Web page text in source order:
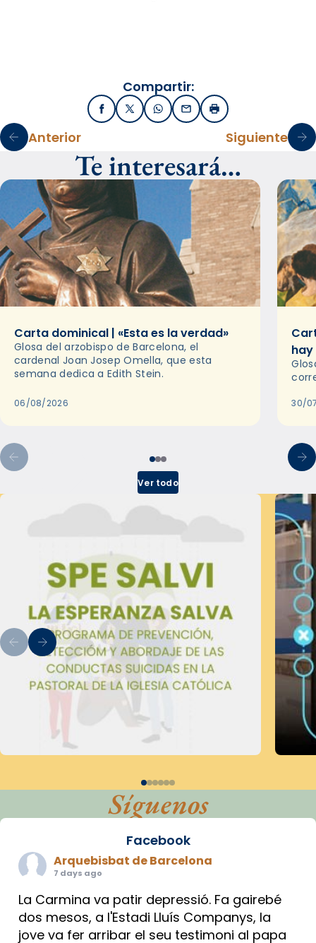
Compartir:
FacebookX / TwitterWhatsApp
EmailImprimir
Anterior Siguiente
Te interesará…
Carta dominical | «Esta es la verdad»
Glosa del arzobispo de Barcelona, el
cardenal Joan Josep Omella, que esta
semana dedica a Edith Stein.
06/08/2026 30/
Ver todo
Síguenos
Facebook
Arquebisbat de Barcelona
7 days ago
La Carmina va patir depressió. Fa gairebé
dos mesos, a l'Estadi Lluís Companys, la
jove va fer arribar el seu testimoni al papa